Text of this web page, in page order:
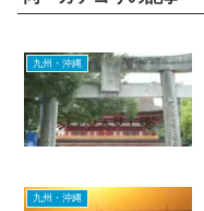
九州・沖縄
九州・沖縄